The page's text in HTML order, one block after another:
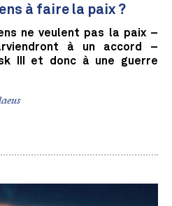
à faire la paix ?
ne veulent pas la paix –
à un accord –
III et donc à une guerre